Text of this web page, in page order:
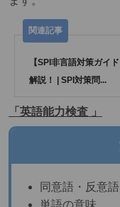
【SPI非言語対策ガイ
解説！ | SPI対策問...
「英語能力検査 」
同意語・反意語
単語の意味